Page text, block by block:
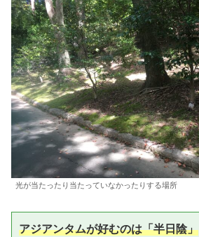
光が当たったり当たっていなかったりする場所
アジアンタムが好むのは「半日陰」